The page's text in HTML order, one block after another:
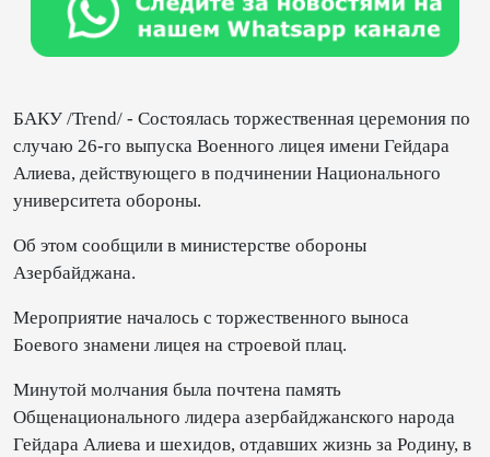
БАКУ /Trend/ - Состоялась торжественная церемония по
случаю 26-го выпуска Военного лицея имени Гейдара
Алиева, действующего в подчинении Национального
университета обороны.
Об этом сообщили в министерстве обороны
Азербайджана.
Мероприятие началось с торжественного выноса
Боевого знамени лицея на строевой плац.
Минутой молчания была почтена память
Общенационального лидера азербайджанского народа
Гейдара Алиева и шехидов, отдавших жизнь за Родину, в